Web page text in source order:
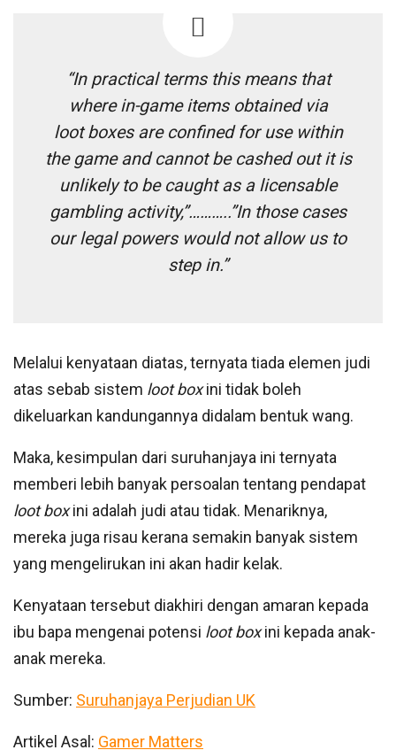
“In practical terms this means that
where in-game items obtained via
loot boxes are confined for use within
the game and cannot be cashed out it is
unlikely to be caught as a licensable
gambling activity,”………..”In those cases
our legal powers would not allow us to
step in.”
Melalui kenyataan diatas, ternyata tiada elemen judi
atas sebab sistem loot boxini tidak boleh
dikeluarkan kandungannya didalam bentuk wang.
Maka, kesimpulan dari suruhanjaya ini ternyata
memberi lebih banyak persoalan tentang pendapat
loot boxini adalah judi atau tidak. Menariknya,
mereka juga risau kerana semakin banyak sistem
yang mengelirukan ini akan hadir kelak.
Kenyataan tersebut diakhiri dengan amaran kepada
ibu bapa mengenai potensi loot boxini kepada anak-
anak mereka.
Sumber: Suruhanjaya Perjudian UK
Artikel Asal: Gamer Matters